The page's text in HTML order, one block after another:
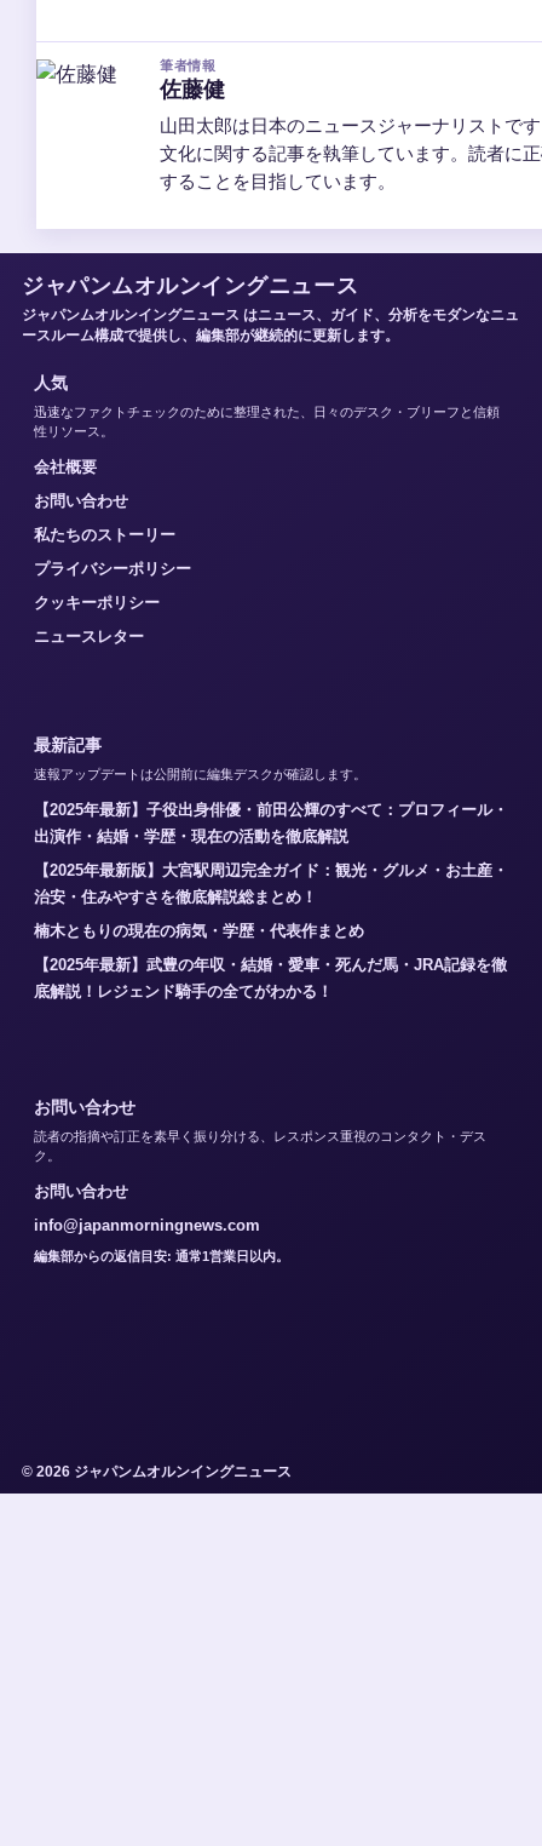
筆者情報
佐藤健
山田太郎は日本のニュースジャーナリストで
文化に関する記事を執筆しています。読者に
することを目指しています。
ジャパンムオルンイングニュース
ジャパンムオルンイングニュース はニュース、ガイド、分析をモダンなニュ
ースルーム構成で提供し、編集部が継続的に更新します。
人気
迅速なファクトチェックのために整理された、日々のデスク・ブリーフと信頼
性リソース。
会社概要
お問い合わせ
私たちのストーリー
プライバシーポリシー
クッキーポリシー
ニュースレター
最新記事
速報アップデートは公開前に編集デスクが確認します。
【2025年最新】子役出身俳優・前田公輝のすべて：プロフィール・
出演作・結婚・学歴・現在の活動を徹底解説
【2025年最新版】大宮駅周辺完全ガイド：観光・グルメ・お土産・
治安・住みやすさを徹底解説総まとめ！
楠木ともりの現在の病気・学歴・代表作まとめ
【2025年最新】武豊の年収・結婚・愛車・死んだ馬・JRA記録を徹
底解説！レジェンド騎手の全てがわかる！
お問い合わせ
読者の指摘や訂正を素早く振り分ける、レスポンス重視のコンタクト・デス
ク。
お問い合わせ
info@japanmorningnews.com
編集部からの返信目安: 通常1営業日以内。
© 2026 ジャパンムオルンイングニュース